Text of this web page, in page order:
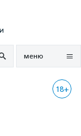
меню
18+